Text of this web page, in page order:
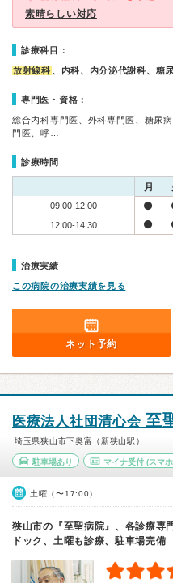
素晴らしい対応
診療科目：
放射線科 、内科、内分泌代謝科、糖
専門医・資格：
総合内科専門医、外科専門医、糖尿
門医、呼…
診療時間
月
09:00-12:00
12:00-14:30
治療実績
この病院の治療実績を見る
ネット予約
医療法人社団清心会 至
埼玉県狭山市下奥富（新狭山駅）
駐車場あり マイナ受付(スマ
土曜（〜17:00）
狭山市の『至聖病院』、各診療専
ドック、土曜も診療、駐車場完備